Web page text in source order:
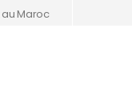
Maroc